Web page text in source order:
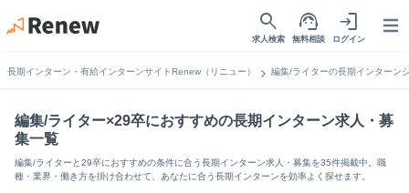
search
求人検索
support_agent
無料相談
login
ログイン
長期インターン・有給インターンサイトRenew（リニュー） chevron_right 編集/ライターの長期インターン
編集/ライター×29卒におすすめの長期インターン求人・募
集一覧
編集/ライターと29卒におすすめの条件に合う長期インターン求人・募集を35件掲載中。職
種・業界・働き方を掛け合わせて、あなたに合う長期インターンを効率よく探せます。